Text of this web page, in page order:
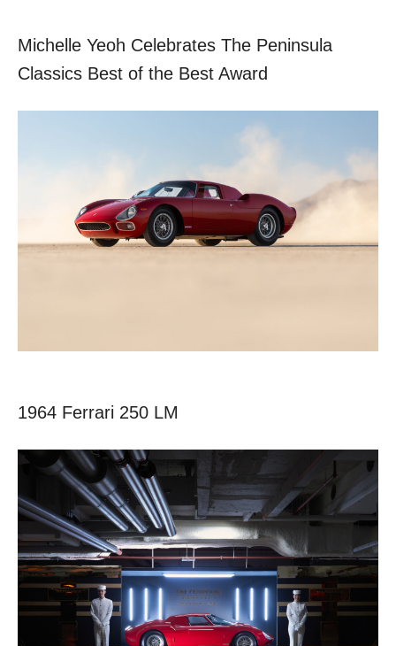
Michelle Yeoh Celebrates The Peninsula
Classics Best of the Best Award
1964 Ferrari 250 LM